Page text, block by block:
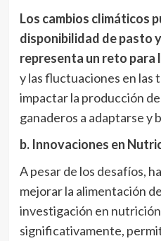
Los cambios climáticos
disponibilidad de pasto
representa un reto para
y las fluctuaciones en las
impactar la producción
ganaderos a adaptarse y
b. Innovaciones en
A pesar de los desafíos,
mejorar la alimentación
investigación en nutrición
significativamente,